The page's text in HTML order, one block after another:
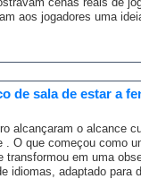
aos jogadores uma
de sala de estar a
alcançaram o alcance
. O que começou como
transformou em uma
idiomas, adaptado para